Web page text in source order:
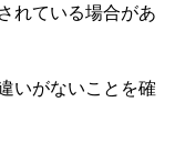
れている場合があ
いがないことを確